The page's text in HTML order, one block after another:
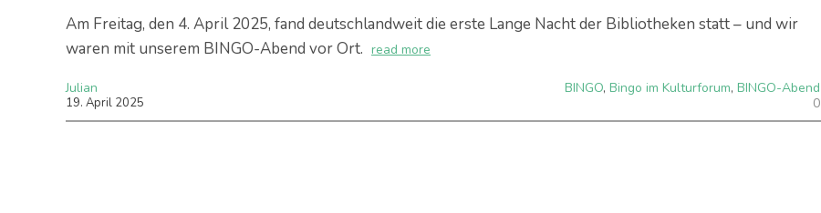
Am Freitag, den 4. April 2025, fand deutschlandweit die erste Lange Nacht der Bibliotheken statt – und wir
waren mit unserem BINGO-Abend vor Ort. read more
Julian
19. April 2025
BINGO, Bingo im Kulturforum, BINGO-Abend
0